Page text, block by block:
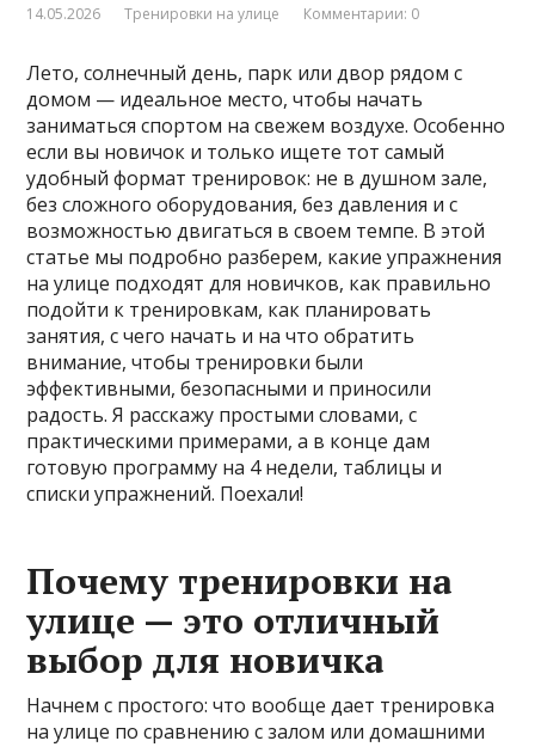
14.05.2026 Тренировки на улице Комментарии: 0
Лето, солнечный день, парк или двор рядом с
домом — идеальное место, чтобы начать
заниматься спортом на свежем воздухе. Особенно
если вы новичок и только ищете тот самый
удобный формат тренировок: не в душном зале,
без сложного оборудования, без давления и с
возможностью двигаться в своем темпе. В этой
статье мы подробно разберем, какие упражнения
на улице подходят для новичков, как правильно
подойти к тренировкам, как планировать
занятия, с чего начать и на что обратить
внимание, чтобы тренировки были
эффективными, безопасными и приносили
радость. Я расскажу простыми словами, с
практическими примерами, а в конце дам
готовую программу на 4 недели, таблицы и
списки упражнений. Поехали!
Почему тренировки на
улице — это отличный
выбор для новичка
Начнем с простого: что вообще дает тренировка
на улице по сравнению с залом или домашними